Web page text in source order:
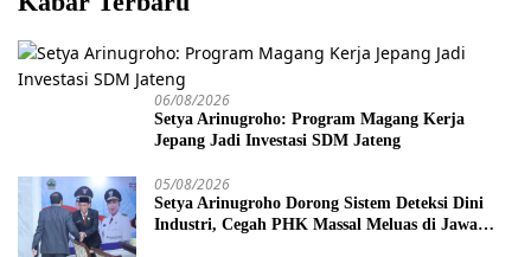
06/08/2026
Setya Arinugroho: Program Magang Kerja
Jepang Jadi Investasi SDM Jateng
05/08/2026
Setya Arinugroho Dorong Sistem Deteksi Dini
Industri, Cegah PHK Massal Meluas di Jawa